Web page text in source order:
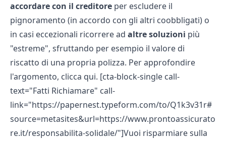
accordare con il creditore per escludere il
pignoramento (in accordo con gli altri coobbligati) o
in casi eccezionali ricorrere ad altre soluzioni più
"estreme", sfruttando per esempio il valore di
riscatto di una propria polizza. Per approfondire
l'argomento, clicca qui. [cta-block-single call-
text="Fatti Richiamare" call-
link="https://papernest.typeform.com/to/Q1k3v31r#
source=metasites&url=https://www.prontoassicurato
re.it/responsabilita-solidale/"]Vuoi risparmiare sulla